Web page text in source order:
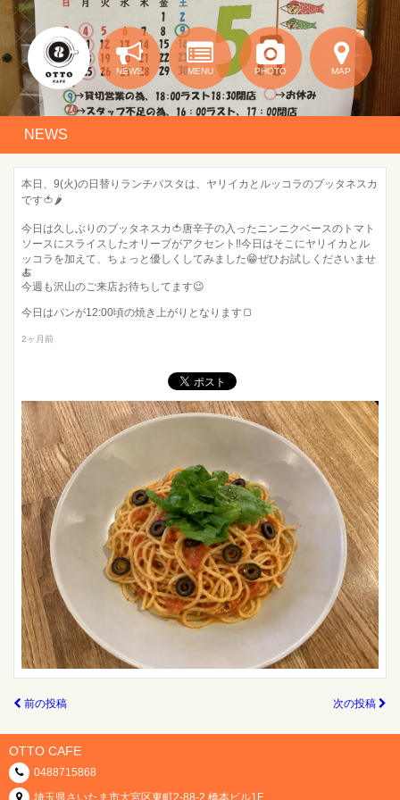
NEWS MENU PHOTO MAP
NEWS
本日、9(火)の日替りランチパスタは、ヤリイカとルッコラのブッタネスカ
です🍅🌶️
今日は久しぶりのブッタネスカ🍅唐辛子の入ったニンニクベースのトマト
ソースにスライスしたオリーブがアクセント‼️今日はそこにヤリイカとル
ッコラを加えて、ちょっと優しくしてみました😁ぜひお試しくださいませ
🍝
今週も沢山のご来店お待ちしてます😉
今日はパンが12:00頃の焼き上がりとなります🍞
2ヶ月前
前の投稿 次の投稿
OTTO CAFE
0488715868